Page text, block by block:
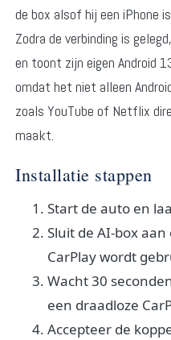
de box alsof hij een iPhone
Zodra de verbinding is
en toont zijn eigen Android
omdat het niet alleen
zoals YouTube of Netflix
maakt.
Installatie stappen
Start de auto en
Sluit de AI-box
CarPlay wordt
Wacht 30
een draadloze
Accepteer de